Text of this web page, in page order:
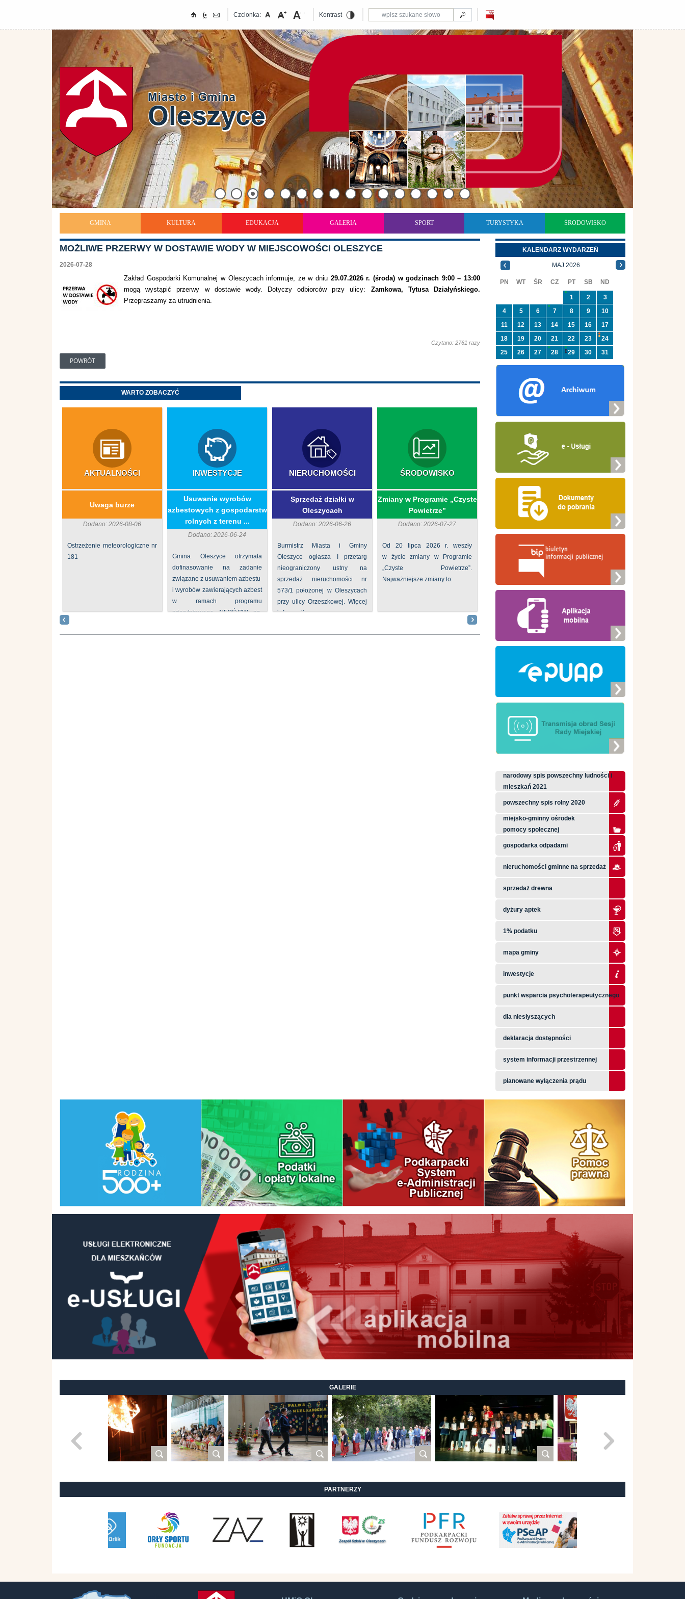
Czcionka: Kontrast
GMINA KULTURA EDUKACJA GALERIA SPORT TURYSTYKA ŚRODOWISKO
MOŻLIWE PRZERWY W DOSTAWIE WODY W MIEJSCOWOŚCI OLESZYCE
2026-07-28
Zakład Gospodarki Komunalnej w Oleszycach informuje, że w dniu 29.07.2026 r. (środa) w godzinach 9:00 – 13:00
mogą wystąpić przerwy w dostawie wody. Dotyczy odbiorców przy ulicy: Zamkowa, Tytusa Działyńskiego.
Przepraszamy za utrudnienia.
Czytano: 2761 razy
POWRÓT
WARTO ZOBACZYĆ
AKTUALNOŚCI
Uwaga burze
Dodano: 2026-08-06
Ostrzeżenie meteorologiczne nr
181
INWESTYCJE
​Usuwanie wyrobów
azbestowych z gospodarstw
rolnych z terenu ...
Dodano: 2026-06-24
Gmina Oleszyce otrzymała
dofinasowanie na zadanie
związane z usuwaniem azbestu
i wyrobów zawierających azbest
w ramach programu
priorytetowego NFOŚiGW pn.
NIERUCHOMOŚCI
Sprzedaż działki w
Oleszycach
Dodano: 2026-06-26
Burmistrz Miasta i Gminy
Oleszyce ogłasza I przetarg
nieograniczony ustny na
sprzedaż nieruchomości nr
573/1 położonej w Oleszycach
przy ulicy Orzeszkowej. Więcej
informacji ...
ŚRODOWISKO
Zmiany w Programie „Czyste
Powietrze”
Dodano: 2026-07-27
Od 20 lipca 2026 r. weszły
w życie zmiany w Programie
„Czyste Powietrze”.
Najważniejsze zmiany to:
KALENDARZ WYDARZEŃ
MAJ 2026
PN WT ŚR CZ PT SB ND
1 2
3
4
5 6 7 8 9
10
11
12 13 14 15 16
17
18
19 20 21 22 23
24
25
26 27 28 29 30 31
narodowy spis powszechny ludności i
mieszkań 2021
powszechny spis rolny 2020
miejsko-gminny ośrodek
pomocy społecznej
gospodarka odpadami
nieruchomości gminne na sprzedaż
sprzedaż drewna
dyżury aptek
1% podatku
mapa gminy
inwestycje
punkt wsparcia psychoterapeutycznego
dla niesłyszących
deklaracja dostępności
system informacji przestrzennej
planowane wyłączenia prądu
GALERIE
PARTNERZY